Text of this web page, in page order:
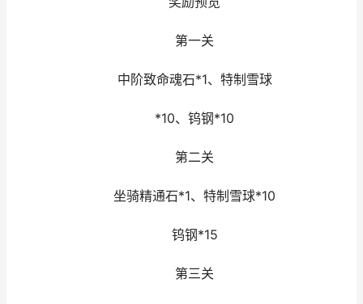
第一关
中阶致命魂石*1、特制雪球
*10、钨钢*10
第二关
坐骑精通石*1、特制雪球*10
钨钢*15
第三关